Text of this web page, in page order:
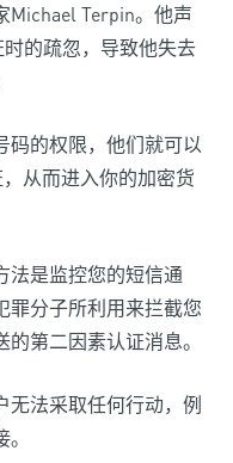
Michael Terpin。他声
的疏忽，导致他失去
码的权限，他们就可以
从而进入你的加密货
法是监控您的短信通
罪分子所利用来拦截您
第二因素认证消息。
法采取任何行动，例